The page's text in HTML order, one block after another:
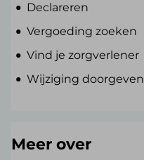
Declareren
Vergoeding zoeken
Vind je zorgverlener
Wijziging doorgeven
Meer over